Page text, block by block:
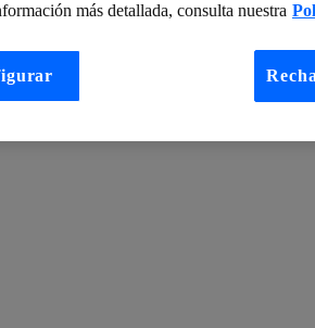
wild west 2.0”: estado del arte de la
LAN
más detallada, consulta nuestra